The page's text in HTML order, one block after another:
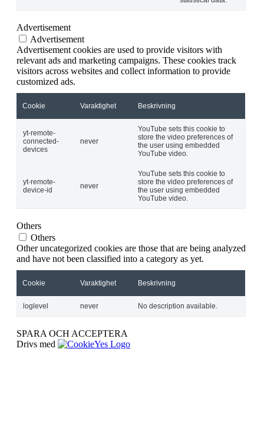
Advertisement
Advertisement
Advertisement cookies are used to provide visitors with
relevant ads and marketing campaigns. These cookies track
visitors across websites and collect information to provide
customized ads.
Cookie Varaktighet Beskrivning
yt-remote-
connected-
devices
never
YouTube sets this cookie to
store the video preferences of
the user using embedded
YouTube video.
yt-remote-
device-id
never
YouTube sets this cookie to
store the video preferences of
the user using embedded
YouTube video.
Others
Others
Other uncategorized cookies are those that are being analyzed
and have not been classified into a category as yet.
Cookie Varaktighet Beskrivning
loglevel never No description available.
SPARA OCH ACCEPTERA
Drivs med